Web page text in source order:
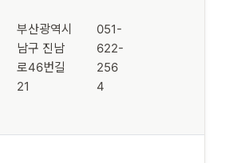
부산광역시
남구 진남
로46번길
21
051-
622-
256
4